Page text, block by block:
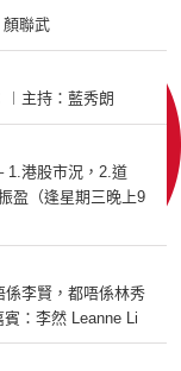
顏聯武
︱主持：藍秀朗
1.港股市況，2.道
盈（逢星期三晚上9
係李賢，都唔係林秀
：李然 Leanne Li